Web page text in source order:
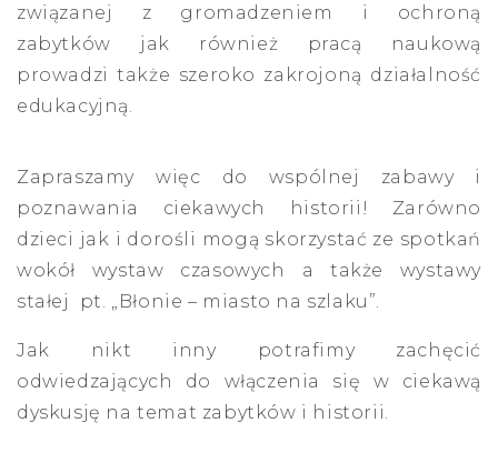
związanej z gromadzeniem i ochroną
zabytków jak również pracą naukową
prowadzi także szeroko zakrojoną działalność
edukacyjną.
Zapraszamy więc do wspólnej zabawy i
poznawania ciekawych historii! Zarówno
dzieci jak i dorośli mogą skorzystać ze spotkań
wokół wystaw czasowych a także wystawy
stałej pt. „Błonie – miasto na szlaku”.
Jak nikt inny potrafimy zachęcić
odwiedzających do włączenia się w ciekawą
dyskusję na temat zabytków i historii.